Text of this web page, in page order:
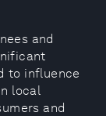
and
to influence
local
and